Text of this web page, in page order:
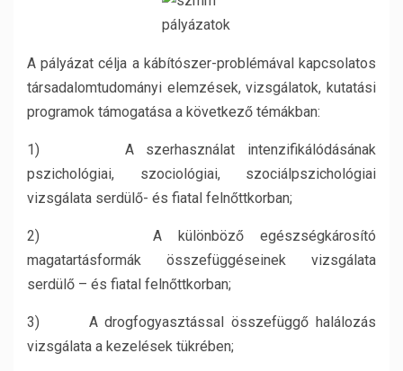
A pályázat célja a kábítószer-problémával kapcsolatos
társadalomtudományi elemzések, vizsgálatok, kutatási
programok támogatása a következő témákban:
1) A szerhasználat intenzifikálódásának
pszichológiai, szociológiai, szociálpszichológiai
vizsgálata serdülő- és fiatal felnőttkorban;
2) A különböző egészségkárosító
magatartásformák összefüggéseinek vizsgálata
serdülő – és fiatal felnőttkorban;
3) A drogfogyasztással összefüggő halálozás
vizsgálata a kezelések tükrében;